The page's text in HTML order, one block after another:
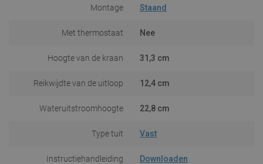
Montage Staand
Met thermostaat Nee
Hoogte van de kraan 31,3 cm
Reikwijdte van de uitloop 12,4 cm
Wateruitstroomhoogte 22,8 cm
Type tuit Vast
Instructiehandleiding Downloaden